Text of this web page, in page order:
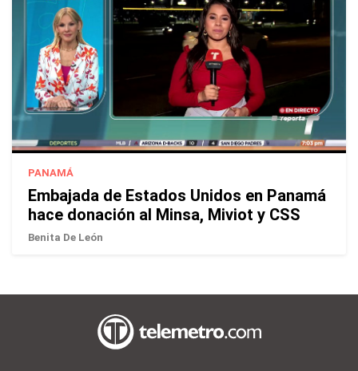
PANAMÁ
Embajada de Estados Unidos en Panamá
hace donación al Minsa, Miviot y CSS
Benita De León